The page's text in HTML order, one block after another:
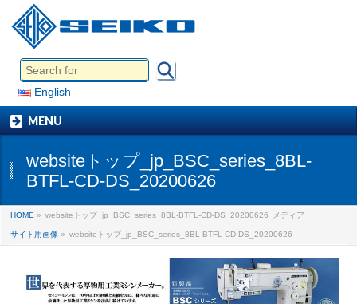
English
MENU
websiteトップ_jp_BSC_series_8BL-
BTFL-CD-DS_20200626
HOME » websiteトップ_jp_BSC_series_8BL-BTFL-CD-DS_20200626 メディア
サイト用画像 » websiteトップ_jp_BSC_series_8BL-BTFL-CD-DS_20200626